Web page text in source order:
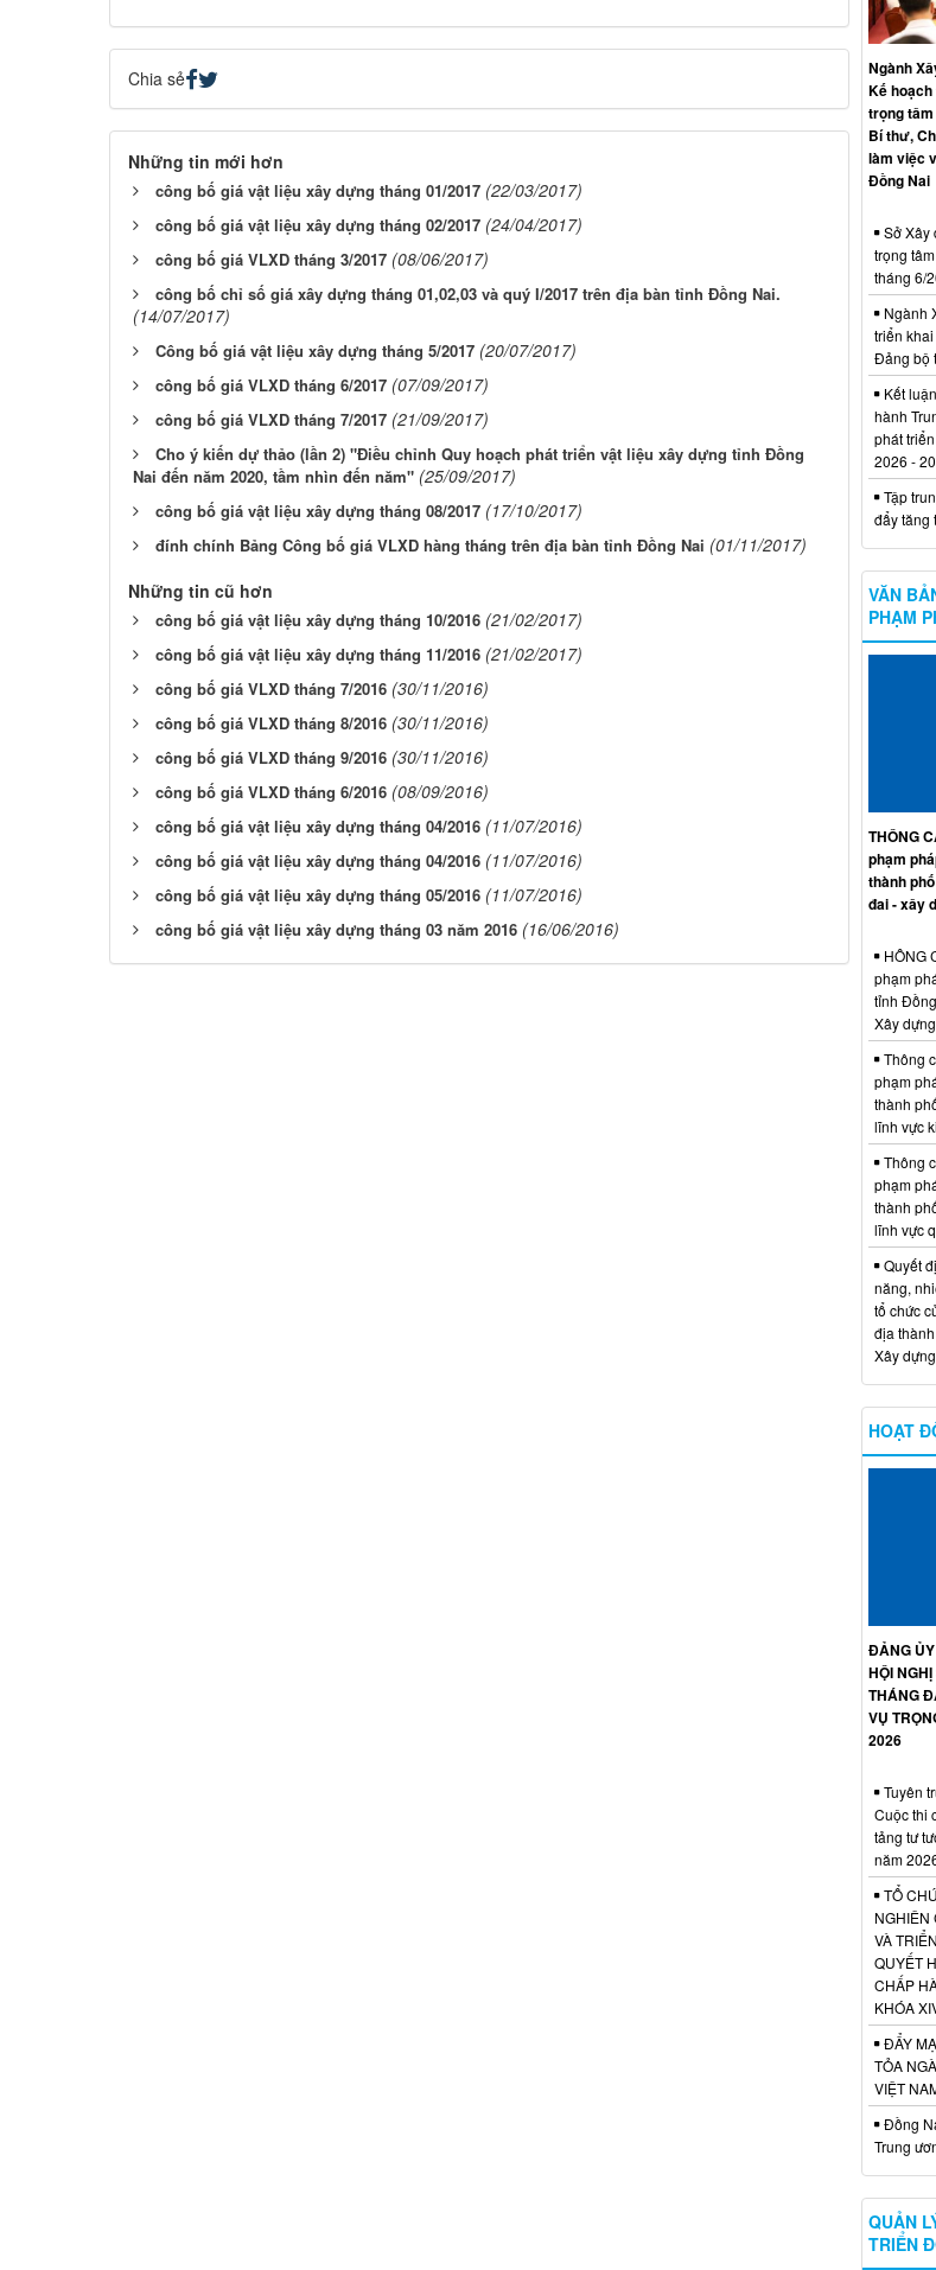
Chia sẻ
Những tin mới hơn
công bố giá vật liệu xây dựng tháng 01/2017 (22/03/2017)
công bố giá vật liệu xây dựng tháng 02/2017 (24/04/2017)
công bố giá VLXD tháng 3/2017 (08/06/2017)
công bố chỉ số giá xây dựng tháng 01,02,03 và quý I/2017 trên địa bàn tỉnh Đồng Nai.
(14/07/2017)
Công bố giá vật liệu xây dựng tháng 5/2017 (20/07/2017)
công bố giá VLXD tháng 6/2017 (07/09/2017)
công bố giá VLXD tháng 7/2017 (21/09/2017)
Cho ý kiến dự thảo (lần 2) "Điều chỉnh Quy hoạch phát triển vật liệu xây dựng tỉnh Đồng
Nai đến năm 2020, tầm nhìn đến năm" (25/09/2017)
công bố giá vật liệu xây dựng tháng 08/2017 (17/10/2017)
đính chính Bảng Công bố giá VLXD hàng tháng trên địa bàn tỉnh Đồng Nai (01/11/2017)
Những tin cũ hơn
công bố giá vật liệu xây dựng tháng 10/2016 (21/02/2017)
công bố giá vật liệu xây dựng tháng 11/2016 (21/02/2017)
công bố giá VLXD tháng 7/2016 (30/11/2016)
công bố giá VLXD tháng 8/2016 (30/11/2016)
công bố giá VLXD tháng 9/2016 (30/11/2016)
công bố giá VLXD tháng 6/2016 (08/09/2016)
công bố giá vật liệu xây dựng tháng 04/2016 (11/07/2016)
công bố giá vật liệu xây dựng tháng 04/2016 (11/07/2016)
công bố giá vật liệu xây dựng tháng 05/2016 (11/07/2016)
công bố giá vật liệu xây dựng tháng 03 năm 2016 (16/06/2016)
Ngành
Kế
trọng
Bí thư,
làm việc
Đồng Nai
Sở Xây
trọng
tháng 6/
Ngành
triển
Đảng bộ
Kết
hành
phát
2026 -
Tập
đẩy tăng
VĂN
PHẠM
THÔNG
phạm
thành
đai - xây
HÔNG
phạm
tỉnh
Xây dựng
Thông
phạm
thành
lĩnh vực
Thông
phạm
thành
lĩnh vực
Quyết
năng,
tổ chức
địa
Xây dựng
HOẠT
ĐẢNG
HỘI
THÁNG
VỤ
2026
Tuyên
Cuộc thi
tảng tư
năm
TỔ
NGHIÊN
VÀ
QUYẾT
CHẤP
KHÓA
ĐẨY
TỎA
VIỆT
Đồng
Trung
QUẢN
TRIỂN